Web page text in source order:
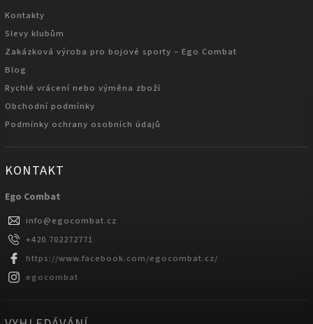
Kontakty
Slevy klubům
Zakázková výroba pro bojové sporty – Ego Combat
Blog
Rychlé vrácení nebo výměna zboží
Obchodní podmínky
Podmínky ochrany osobních údajů
KONTAKT
Ego Combat
info@egocombat.cz
+420 702272771
https://www.facebook.com/egocombat.cz/
egocombat